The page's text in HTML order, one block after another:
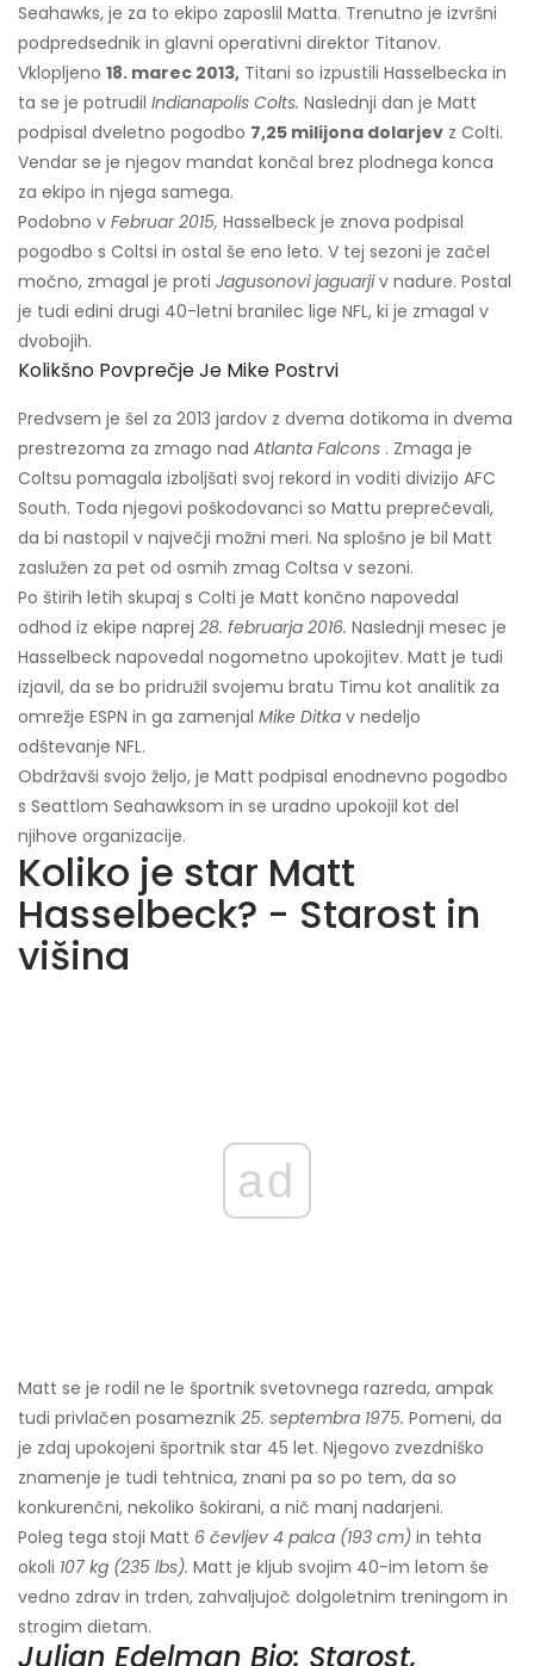
Seahawks, je za to ekipo zaposlil Matta. Trenutno je izvršni
podpredsednik in glavni operativni direktor Titanov.
Vklopljeno 18. marec 2013, Titani so izpustili Hasselbecka in
ta se je potrudil Indianapolis Colts. Naslednji dan je Matt
podpisal dveletno pogodbo 7,25 milijona dolarjev z Colti.
Vendar se je njegov mandat končal brez plodnega konca
za ekipo in njega samega.
Podobno v Februar 2015, Hasselbeck je znova podpisal
pogodbo s Coltsi in ostal še eno leto. V tej sezoni je začel
močno, zmagal je proti Jagusonovi jaguarjiv nadure. Postal
je tudi edini drugi 40-letni branilec lige NFL, ki je zmagal v
dvobojih.
Kolikšno Povprečje Je Mike Postrvi
Predvsem je šel za 2013 jardov z dvema dotikoma in dvema
prestrezoma za zmago nad Atlanta Falcons . Zmaga je
Coltsu pomagala izboljšati svoj rekord in voditi divizijo AFC
South. Toda njegovi poškodovanci so Mattu preprečevali,
da bi nastopil v največji možni meri. Na splošno je bil Matt
zaslužen za pet od osmih zmag Coltsa v sezoni.
Po štirih letih skupaj s Colti je Matt končno napovedal
odhod iz ekipe naprej 28. februarja 2016. Naslednji mesec je
Hasselbeck napovedal nogometno upokojitev. Matt je tudi
izjavil, da se bo pridružil svojemu bratu Timu kot analitik za
omrežje ESPN in ga zamenjal Mike Ditka v nedeljo
odštevanje NFL.
Obdržavši svojo željo, je Matt podpisal enodnevno pogodbo
s Seattlom Seahawksom in se uradno upokojil kot del
njihove organizacije.
Koliko je star Matt
Hasselbeck? - Starost in
višina
ad
Matt se je rodil ne le športnik svetovnega razreda, ampak
tudi privlačen posameznik 25. septembra 1975. Pomeni, da
je zdaj upokojeni športnik star 45 let. Njegovo zvezdniško
znamenje je tudi tehtnica, znani pa so po tem, da so
konkurenčni, nekoliko šokirani, a nič manj nadarjeni.
Poleg tega stoji Matt 6 čevljev 4 palca (193 cm) in tehta
okoli 107 kg (235 lbs). Matt je kljub svojim 40-im letom še
vedno zdrav in trden, zahvaljujoč dolgoletnim treningom in
strogim dietam.
Julian Edelman Bio: Starost,